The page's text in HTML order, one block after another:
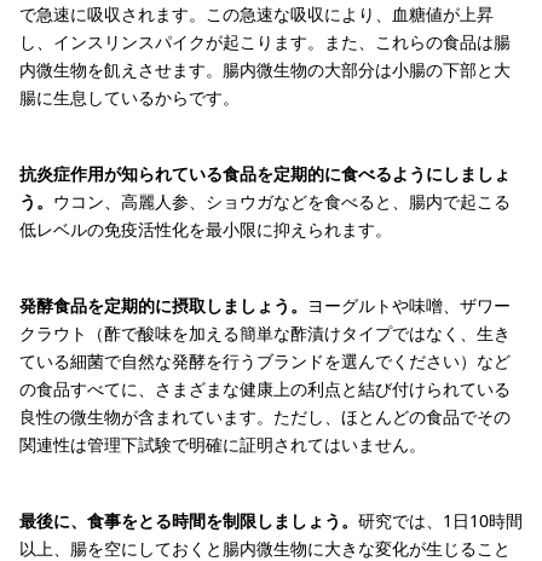
で急速に吸収されます。この急速な吸収により、血糖値が上昇
し、インスリンスパイクが起こります。また、これらの食品は腸
内微生物を飢えさせます。腸内微生物の大部分は小腸の下部と大
腸に生息しているからです。
抗炎症作用が知られている食品を定期的に食べるようにしましょ
う。 ウコン、高麗人参、ショウガなどを食べると、腸内で起こる
低レベルの免疫活性化を最小限に抑えられます。
発酵食品を定期的に摂取しましょう。 ヨーグルトや味噌、ザワー
クラウト（酢で酸味を加える簡単な酢漬けタイプではなく、生き
ている細菌で自然な発酵を行うブランドを選んでください）など
の食品すべてに、さまざまな健康上の利点と結び付けられている
良性の微生物が含まれています。ただし、ほとんどの食品でその
関連性は管理下試験で明確に証明されてはいません。
最後に、食事をとる時間を制限しましょう。 研究では、1日10時間
以上、腸を空にしておくと腸内微生物に大きな変化が生じること